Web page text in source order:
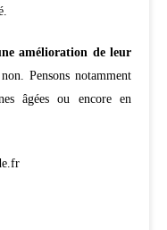
amélioration de leur
Pensons notamment
âgées ou encore en